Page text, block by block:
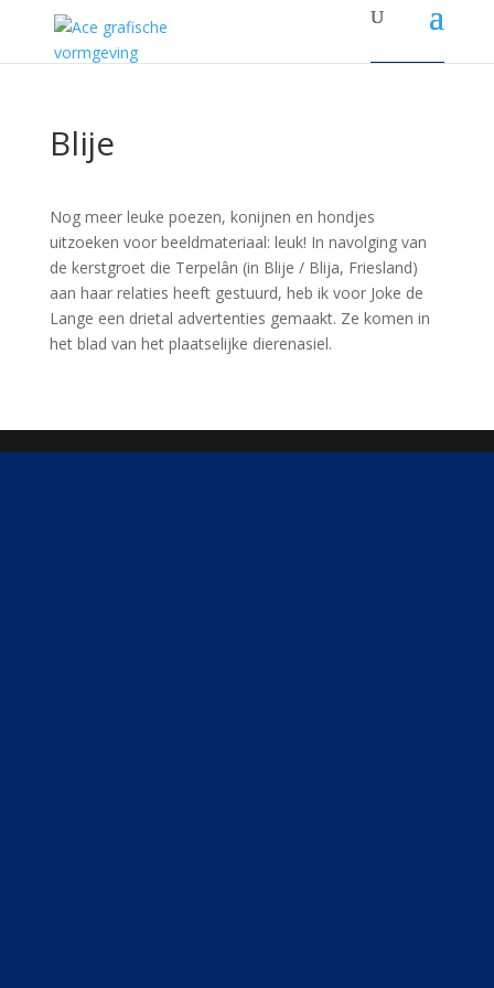
Blije
Nog meer leuke poezen, konijnen en hondjes
uitzoeken voor beeldmateriaal: leuk! In navolging van
de kerstgroet die Terpelân (in Blije / Blija, Friesland)
aan haar relaties heeft gestuurd, heb ik voor Joke de
Lange een drietal advertenties gemaakt. Ze komen in
het blad van het plaatselijke dierenasiel.